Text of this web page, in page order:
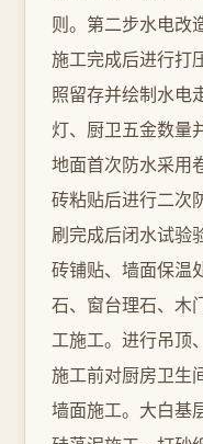
则。第二步水电改
施工完成后进行打
照留存并绘制水电
灯、厨卫五金数量
地面首次防水采用
砖粘贴后进行二次
刷完成后闭水试验
砖铺贴、墙面保温
石、窗台理石、木
工施工。进行吊顶
施工前对厨房卫生
墙面施工。大白基